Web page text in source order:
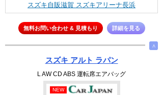
スズキ自販滋賀 スズキアリーナ長浜
無料お問い合わせ & 見積もり 詳細を見る
∧
スズキ アルト ラパン
L AW CD ABS 運転席エアバッグ
NEW